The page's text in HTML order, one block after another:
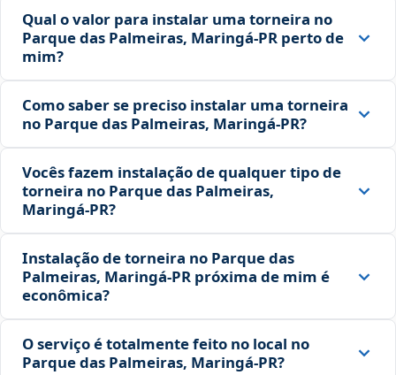
Qual o valor para instalar uma torneira no
Parque das Palmeiras, Maringá‑PR perto de
mim?
Como saber se preciso instalar uma torneira
no Parque das Palmeiras, Maringá‑PR?
Vocês fazem instalação de qualquer tipo de
torneira no Parque das Palmeiras,
Maringá‑PR?
Instalação de torneira no Parque das
Palmeiras, Maringá‑PR próxima de mim é
econômica?
O serviço é totalmente feito no local no
Parque das Palmeiras, Maringá‑PR?